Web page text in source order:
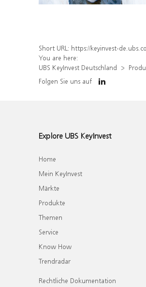
Short URL: https://keyinvest-de.ubs.com/produkt/detail/index/isin/
You are here:
UBS KeyInvest Deutschland
Folgen Sie uns auf
Explore UBS KeyInvest
Home
Mein KeyInvest
Märkte
Produkte
Themen
Service
Know How
Trendradar
Rechtliche Dokumentation